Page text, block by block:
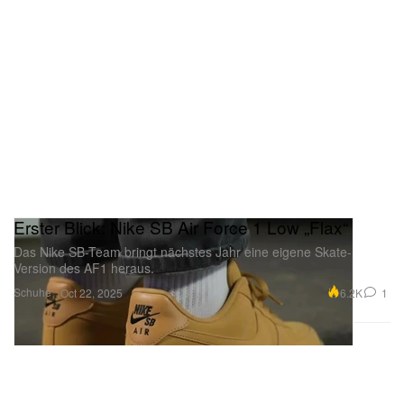
Schuhe
Erster Blick: Nike SB Air Force 1 Low „Flax“
Das Nike SB-Team bringt nächstes Jahr eine eigene Skate-
Version des AF1 heraus.
Oct 22, 2025 6.2K 1